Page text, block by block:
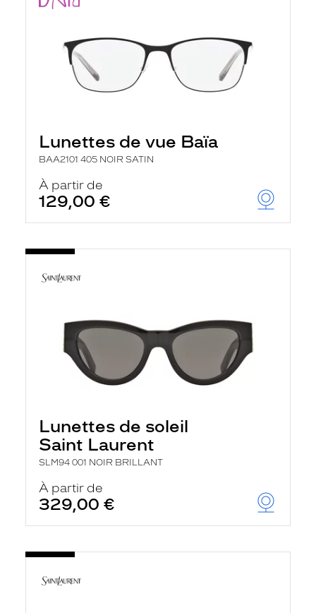
Lunettes de vue Baïa
BAA2101 405 NOIR SATIN
À partir de
129,00 €
Lunettes de soleil
Saint Laurent
SLM94 001 NOIR BRILLANT
À partir de
329,00 €